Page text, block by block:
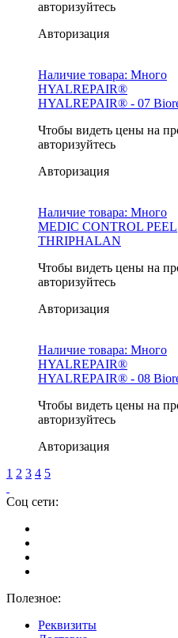
авторизуйтесь
Авторизация
Наличие товара: Много
HYALREPAIR®
HYALREPAIR® - 07
Чтобы видеть цены на
авторизуйтесь
Авторизация
Наличие товара: Много
MEDIC CONTROL PEEL
THRIPHALAN
Чтобы видеть цены на
авторизуйтесь
Авторизация
Наличие товара: Много
HYALREPAIR®
HYALREPAIR® - 08
Чтобы видеть цены на
авторизуйтесь
Авторизация
1 2 3 4 5
Соц сети:
Полезное:
Реквизиты